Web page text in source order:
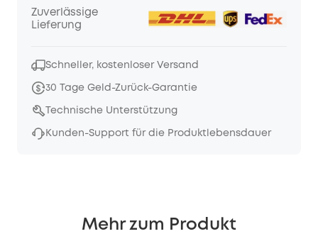
Zuverlässige
Lieferung
Schneller, kostenloser Versand
30 Tage Geld-Zurück-Garantie
Technische Unterstützung
Kunden-Support für die Produktlebensdauer
Mehr zum Produkt